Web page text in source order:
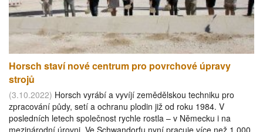
Horsch staví nové centrum pro povrchové úpravy
strojů
(3.10.2022) Horsch vyrábí a vyvíjí zemědělskou techniku pro
zpracování půdy, setí a ochranu plodin již od roku 1984. V
posledních letech společnost rychle rostla – v Německu i na
mezinárodní úrovni. Ve Schwandorfu nyní pracuje více než 1 000